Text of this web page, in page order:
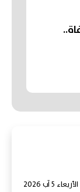
الأربعاء 5 آب 2026